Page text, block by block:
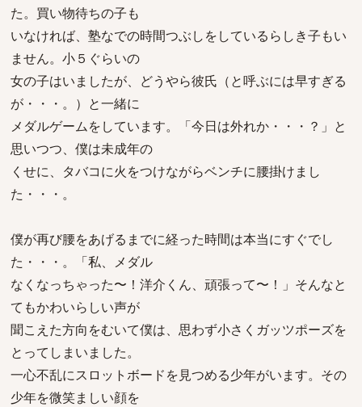
た。買い物待ちの子も
いなければ、塾なでの時間つぶしをしているらしき子もい
ません。小５ぐらいの
女の子はいましたが、どうやら彼氏（と呼ぶには早すぎる
が・・・。）と一緒に
メダルゲームをしています。「今日は外れか・・・？」と
思いつつ、僕は未成年の
くせに、タバコに火をつけながらベンチに腰掛けまし
た・・・。
僕が再び腰をあげるまでに経った時間は本当にすぐでし
た・・・。「私、メダル
なくなっちゃった〜！洋介くん、頑張って〜！」そんなと
てもかわいらしい声が
聞こえた方向をむいて僕は、思わず小さくガッツポーズを
とってしまいました。
一心不乱にスロットボードを見つめる少年がいます。その
少年を微笑ましい顔を